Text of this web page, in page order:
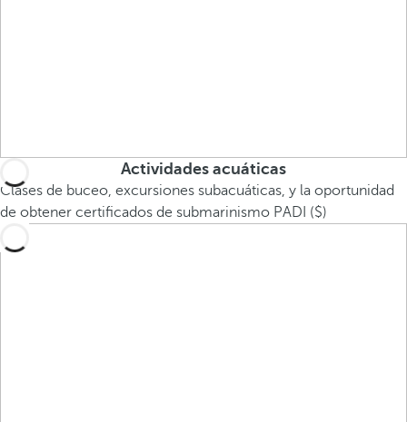
Actividades acuáticas
Clases de buceo, excursiones subacuáticas, y la oportunidad
de obtener certificados de submarinismo PADI ($)